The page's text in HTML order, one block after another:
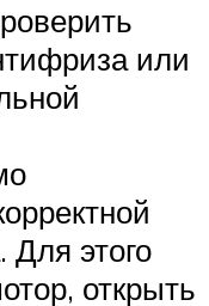
или
Для этого
открыть